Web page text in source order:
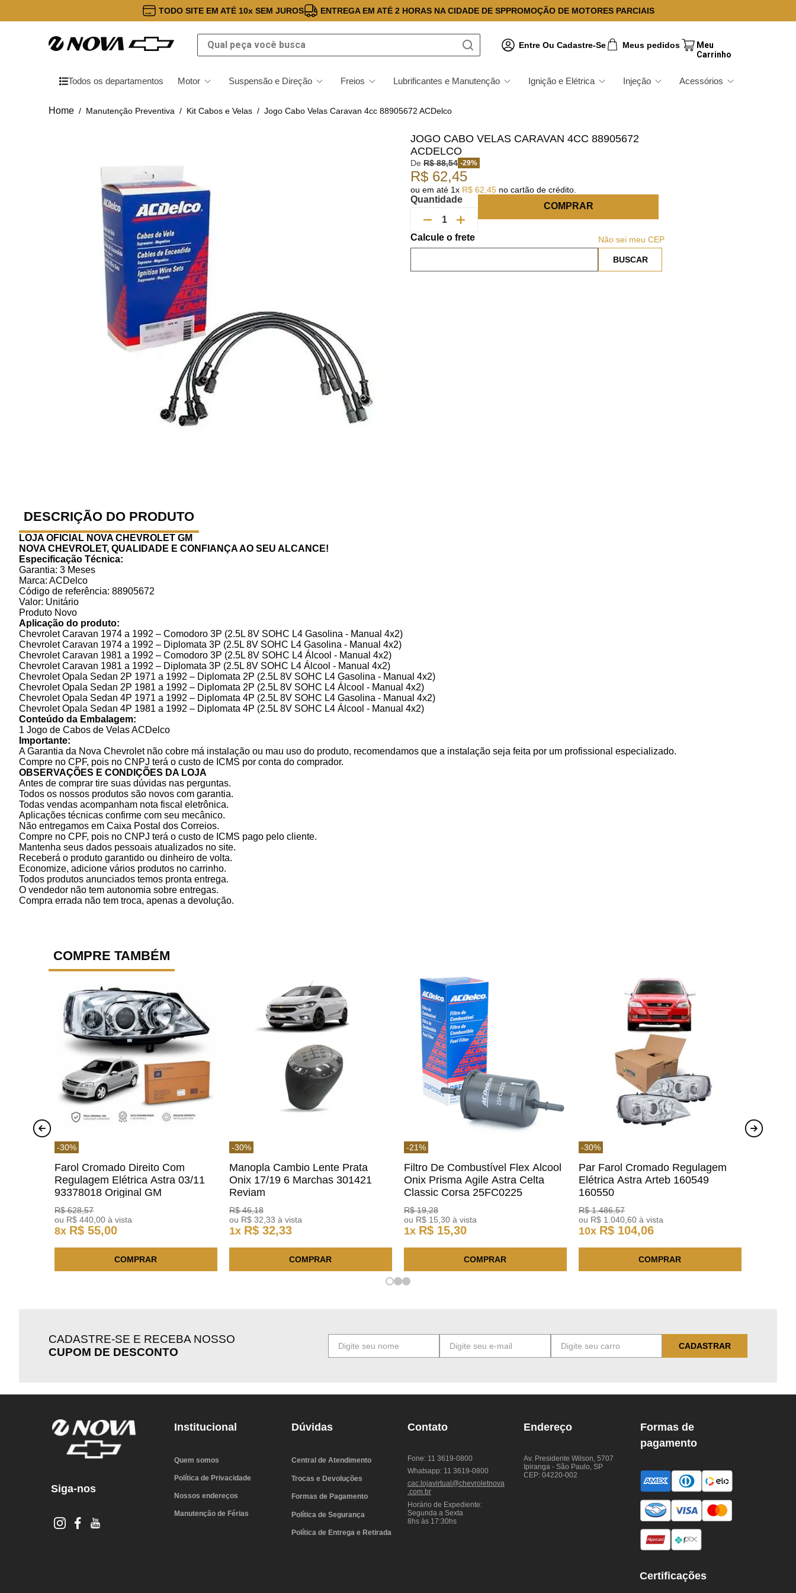
TODO SITE EM ATÉ 10x SEM JUROS ENTREGA EM ATÉ 2 HORAS NA CIDADE DE SPPROMOÇÃO DE MOTORES PARCIAIS
Qual peça você busca
Entre Ou Cadastre-Se Meus pedidos
Todos os departamentos Motor Suspensão e Direção Freios Lubrificantes e Manutenção Ignição e Elétrica Injeção Acessórios
Manutenção Preventiva Kit Cabos e Velas Jogo Cabo Velas Caravan 4cc 88905672 ACDelco
JOGO CABO VELAS CARAVAN 4CC 88905672
ACDELCO
De R$ 88,54 -29%
R$ 62,45
ou em até 1x R$ 62 45 no cartão de crédito.
Quantidade
COMPRAR
Não sei meu CEP
DESCRIÇÃO DO PRODUTO
LOJA OFICIAL NOVA CHEVROLET GM
NOVA CHEVROLET, QUALIDADE E CONFIANÇA AO SEU ALCANCE!
Especificação Técnica:
Garantia: 3 Meses
Marca: ACDelco
Código de referência: 88905672
Valor: Unitário
Produto Novo
Aplicação do produto:
Chevrolet Caravan 1974 a 1992 – Comodoro 3P (2.5L 8V SOHC L4 Gasolina - Manual 4x2)
Chevrolet Caravan 1974 a 1992 – Diplomata 3P (2.5L 8V SOHC L4 Gasolina - Manual 4x2)
Chevrolet Caravan 1981 a 1992 – Comodoro 3P (2.5L 8V SOHC L4 Álcool - Manual 4x2)
Chevrolet Caravan 1981 a 1992 – Diplomata 3P (2.5L 8V SOHC L4 Álcool - Manual 4x2)
Chevrolet Opala Sedan 2P 1971 a 1992 – Diplomata 2P (2.5L 8V SOHC L4 Gasolina - Manual 4x2)
Chevrolet Opala Sedan 2P 1981 a 1992 – Diplomata 2P (2.5L 8V SOHC L4 Álcool - Manual 4x2)
Chevrolet Opala Sedan 4P 1971 a 1992 – Diplomata 4P (2.5L 8V SOHC L4 Gasolina - Manual 4x2)
Chevrolet Opala Sedan 4P 1981 a 1992 – Diplomata 4P (2.5L 8V SOHC L4 Álcool - Manual 4x2)
Conteúdo da Embalagem:
1 Jogo de Cabos de Velas ACDelco
Importante:
A Garantia da Nova Chevrolet não cobre má instalação ou mau uso do produto, recomendamos que a instalação seja feita por um profissional especializado.
Compre no CPF, pois no CNPJ terá o custo de ICMS por conta do comprador.
OBSERVAÇÕES E CONDIÇÕES DA LOJA
Antes de comprar tire suas dúvidas nas perguntas.
Todos os nossos produtos são novos com garantia.
Todas vendas acompanham nota fiscal eletrônica.
Aplicações técnicas confirme com seu mecânico.
Não entregamos em Caixa Postal dos Correios.
Compre no CPF, pois no CNPJ terá o custo de ICMS pago pelo cliente.
Mantenha seus dados pessoais atualizados no site.
Receberá o produto garantido ou dinheiro de volta.
Economize, adicione vários produtos no carrinho.
Todos produtos anunciados temos pronta entrega.
O vendedor não tem autonomia sobre entregas.
Compra errada não tem troca, apenas a devolução.
COMPRE TAMBÉM
-30%
Farol Cromado Direito Com
Regulagem Elétrica Astra 03/11
93378018 Original GM
R$ 628,57
ou R$ 440 ,00 à vista
8x R$ 55,00
COMPRAR
-30%
Manopla Cambio Lente Prata
Onix 17/19 6 Marchas 301421
Reviam
R$ 46,18
ou R$ 32 ,33 à vista
1x R$ 32,33
COMPRAR
-21%
Filtro De Combustível Flex Alcool
Onix Prisma Agile Astra Celta
Classic Corsa 25FC0225
ACDelco
R$ 19,28
ou R$ 15 ,30 à vista
1x R$ 15,30
COMPRAR
-30%
Par Farol Cromado Regulagem
Elétrica Astra Arteb 160549
160550
R$ 1.486,57
ou R$ 1 .040 ,60 à vista
10x R$ 104,06
COMPRAR
CADASTRE-SE E RECEBA NOSSO
CUPOM DE DESCONTO
CADASTRAR
Siga-nos
Institucional
Quem somos
Política de Privacidade
Nossos endereços
Manutenção de Férias
Dúvidas
Central de Atendimento
Trocas e Devoluções
Formas de Pagamento
Política de Segurança
Política de Entrega e Retirada
Contato
Fone: 11 3619-0800
Whatsapp: 11 3619-0800
cac.lojavirtual@chevroletnova
.com.br
Horário de Expediente:
Segunda a Sexta
8hs às 17:30hs
Endereço
Av. Presidente Wilson, 5707
Ipiranga - São Paulo, SP
CEP: 04220-002
Formas de
pagamento
Certificações